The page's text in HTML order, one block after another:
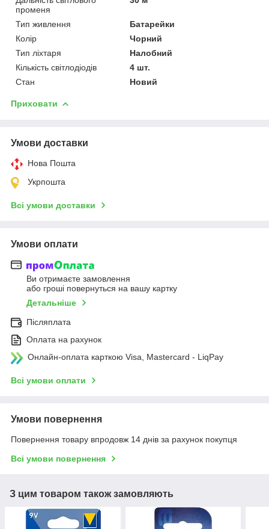
променя
Тип живлення
Батарейки
Колір
Чорний
Тип ліхтаря
Налобний
Кількість світлодіодів
4 шт.
Стан
Новий
Приховати
Умови доставки
Нова Пошта
Укрпошта
Всі умови доставки
Умови оплати
Ви отримаєте замовлення
або гроші повернуться на вашу картку
Детальніше
Післяплата
Оплата на рахунок
Онлайн-оплата карткою Visa, Mastercard - LiqPay
Всі умови оплати
Умови повернення
Повернення товару впродовж 14 днів за рахунок покупця
Всі умови повернення
З цим товаром також замовляють